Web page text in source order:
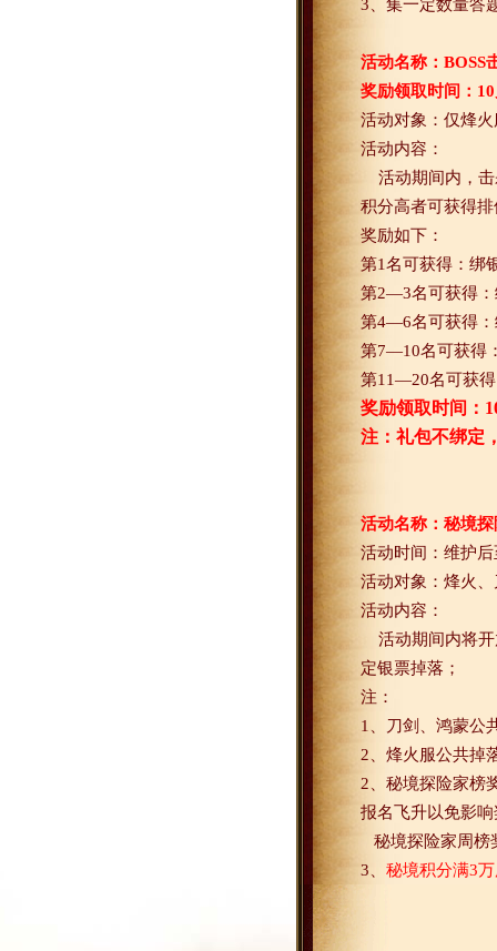
3 、集一定数量答
活动名称： BOSS
奖励领取时间： 10
活动对象：仅烽火
活动内容：
活动期间内，
积分高者可获得
奖励如下：
第1名可获得：绑
第2—3名可获得
第4—6名可获得
第7—10名可获得
第11—20名可获
奖励领取时间：
注：礼包不绑定
活动名称：秘境探
活动时间：维护后
活动对象：烽火
活动内容：
活动期间内将
定银票掉落；
注：
1
、刀剑、鸿蒙公
2 、烽火服公共掉
2 、秘境探险家榜
报名飞升以免影
秘境探险家周榜
3
秘境积分满3